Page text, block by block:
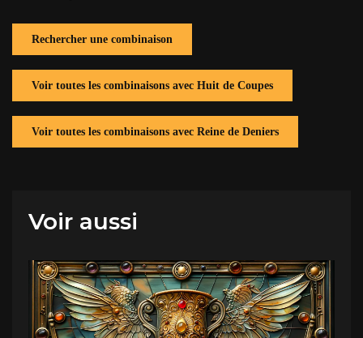
Rechercher une combinaison
Voir toutes les combinaisons avec Huit de Coupes
Voir toutes les combinaisons avec Reine de Deniers
Voir aussi